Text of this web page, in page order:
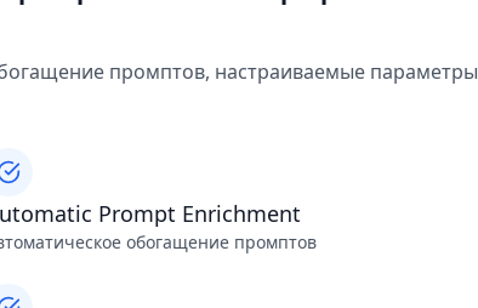
промптов, настраиваемые параметры
Prompt Enrichment
обогащение промптов